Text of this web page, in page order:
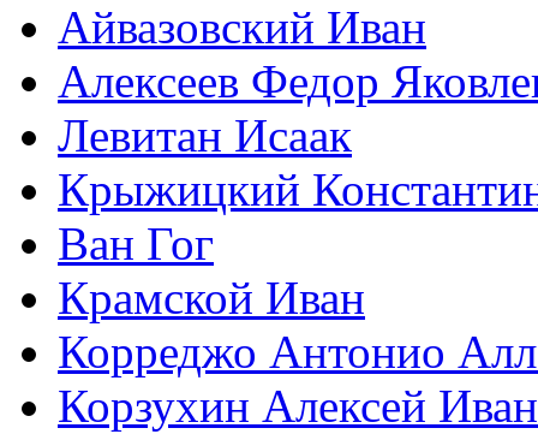
Айвазовский Иван
Алексеев Федор
Левитан Исаак
Крыжицкий
Ван Гог
Крамской Иван
Корреджо Антонио
Корзухин Алексей